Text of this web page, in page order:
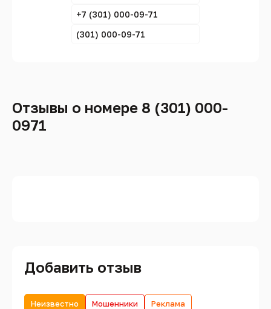
+7 (301) 000-09-71
(301) 000-09-71
Отзывы о номере 8 (301) 000-
0971
Добавить отзыв
Неизвестно Мошенники
Реклама